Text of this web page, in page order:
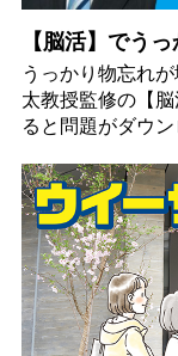
【脳活】でう
うっかり物忘れ
太教授監修の【
ると問題がダウン